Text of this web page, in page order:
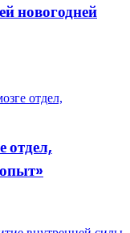
новогодней
отдел,